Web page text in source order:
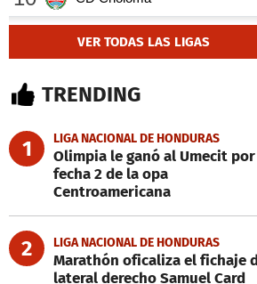
VER TODAS LAS LIGAS
TRENDING
1 LIGA NACIONAL DE HONDURAS
Olimpia le ganó al Umecit
fecha 2 de la opa
Centroamericana
2 LIGA NACIONAL DE HONDURAS
Marathón oficaliza el fichaje
lateral derecho Samuel Card